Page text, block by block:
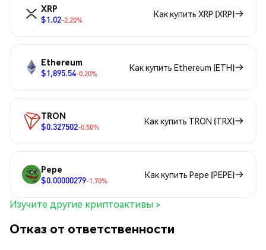
XRP
$1.02-2.20%
Как купить XRP (XRP)
Ethereum
$1,895.54-0.20%
Как купить Ethereum (ETH)
TRON
$0.327502-0.50%
Как купить TRON (TRX)
Pepe
$0.00000279-1.70%
Как купить Pepe (PEPE)
Изучите другие криптоактивы >
Отказ от ответственности